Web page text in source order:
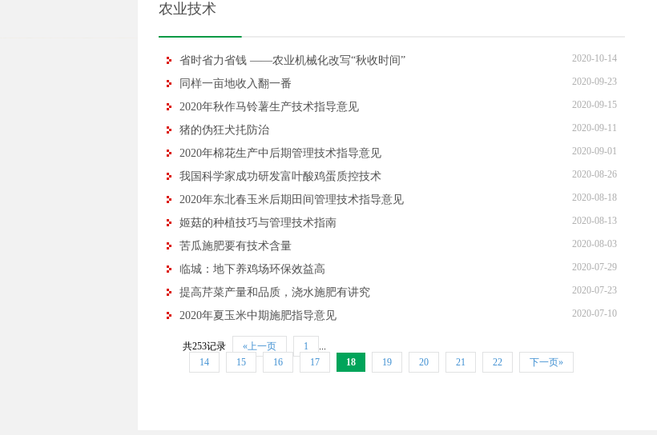
农业技术
省时省力省钱 ——农业机械化改写“秋收时间” 2020-10-14
同样一亩地收入翻一番 2020-09-23
2020年秋作马铃薯生产技术指导意见 2020-09-15
猪的伪狂犬扥防治 2020-09-11
2020年棉花生产中后期管理技术指导意见 2020-09-01
我国科学家成功研发富叶酸鸡蛋质控技术 2020-08-26
2020年东北春玉米后期田间管理技术指导意见 2020-08-18
姬菇的种植技巧与管理技术指南 2020-08-13
苦瓜施肥要有技术含量 2020-08-03
临城：地下养鸡场环保效益高 2020-07-29
提高芹菜产量和品质，浇水施肥有讲究 2020-07-23
2020年夏玉米中期施肥指导意见 2020-07-10
共253记录 «上一页 1
...
14
15 16 17 18 19 20 21 22 下一页»